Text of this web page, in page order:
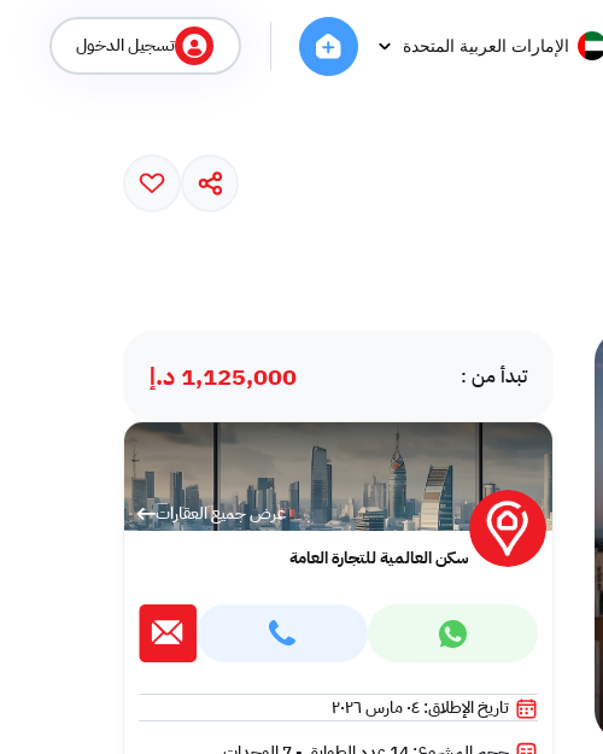
الإمارات العربية المتحدة تسجيل الدخول
تبدأ من : 1,125,000 د.إ
عرض جميع العقارات
سكن العالمية للتجارة العامة
تاريخ الإطلاق: ٠٤ مارس ٢٠٢٦